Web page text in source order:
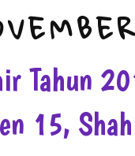
Tahun
15,